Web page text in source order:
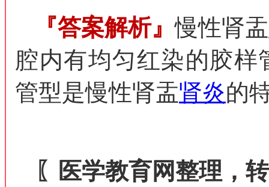
『答案解析』慢性肾盂
腔内有均匀红染的胶
管型是慢性肾盂肾炎的
〖医学教育网整理，